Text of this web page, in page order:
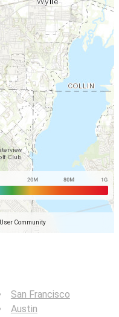
User Community
San Francisco
Austin